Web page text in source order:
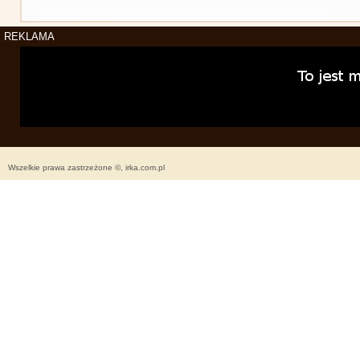
REKLAMA
Wszelkie prawa zastrzeżone ©, irka.com.pl